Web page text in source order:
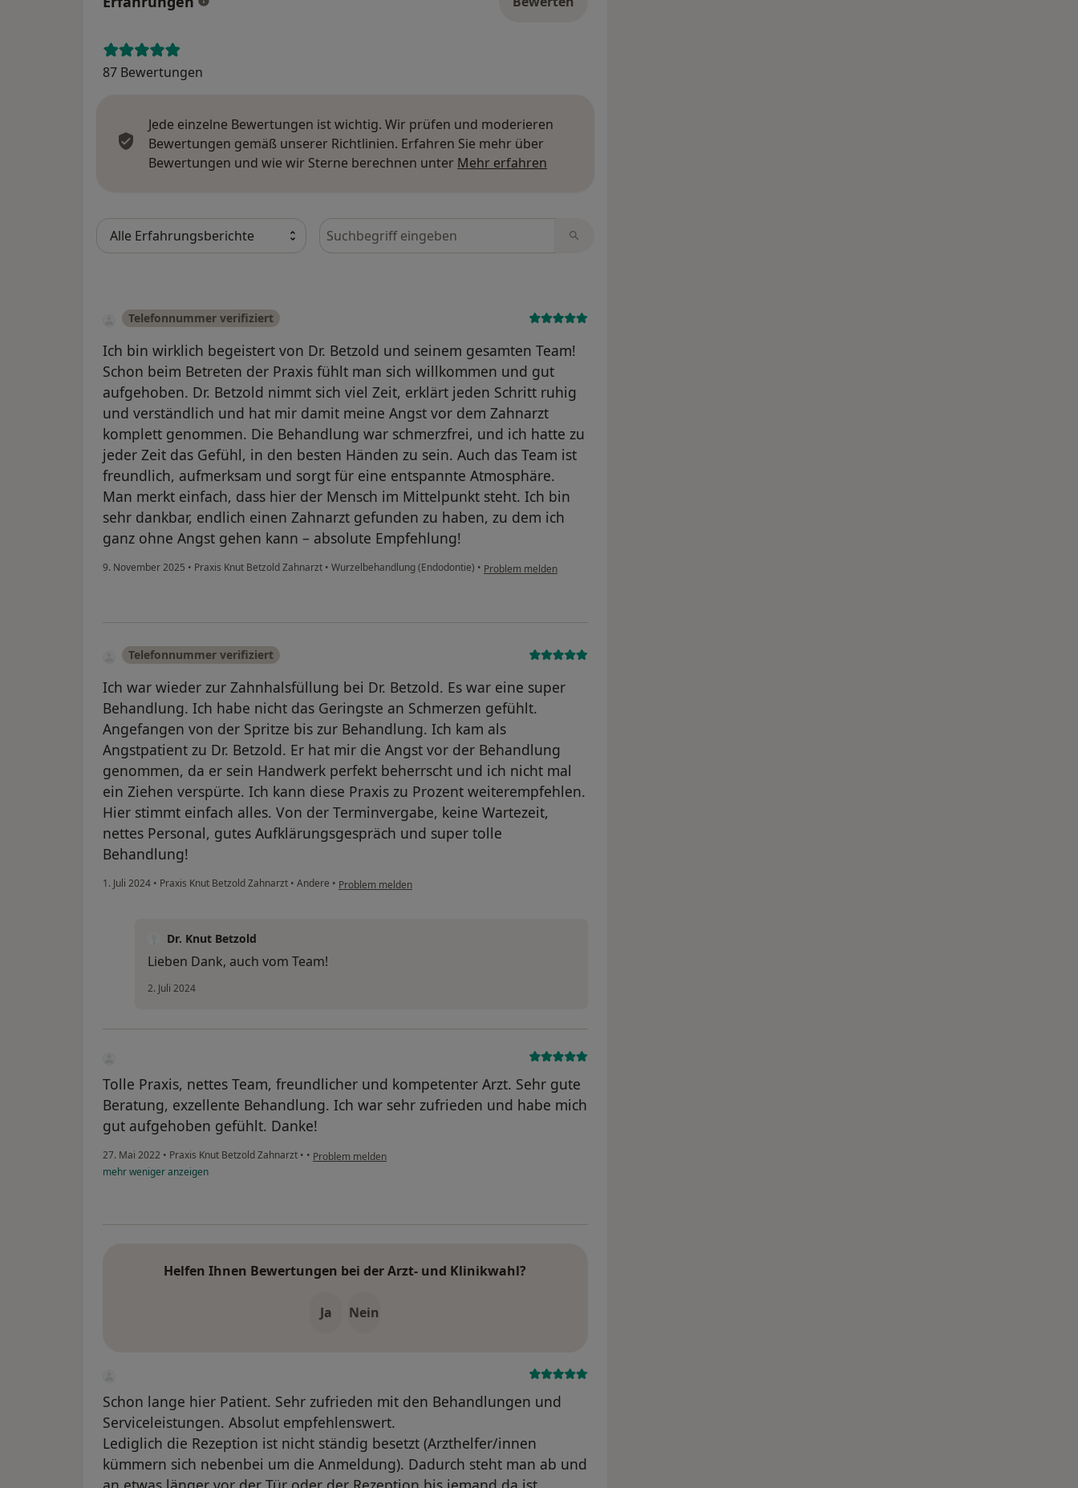
87 Bewertungen
Jede einzelne Bewertungen ist wichtig. Wir prüfen und moderieren
Bewertungen gemäß unserer Richtlinien. Erfahren Sie mehr über
Bewertungen und wie wir Sterne berechnen unter Mehr erfahren
Bewertungen durchsuchen
Telefonnummer verifiziert
Ich bin wirklich begeistert von Dr. Betzold und seinem gesamten Team!
Schon beim Betreten der Praxis fühlt man sich willkommen und gut
aufgehoben. Dr. Betzold nimmt sich viel Zeit, erklärt jeden Schritt ruhig
und verständlich und hat mir damit meine Angst vor dem Zahnarzt
komplett genommen. Die Behandlung war schmerzfrei, und ich hatte zu
jeder Zeit das Gefühl, in den besten Händen zu sein. Auch das Team ist
freundlich, aufmerksam und sorgt für eine entspannte Atmosphäre.
Man merkt einfach, dass hier der Mensch im Mittelpunkt steht. Ich bin
sehr dankbar, endlich einen Zahnarzt gefunden zu haben, zu dem ich
ganz ohne Angst gehen kann – absolute Empfehlung!
9. November 2025 • Praxis Knut Betzold Zahnarzt • Wurzelbehandlung (Endodontie) • Problem melden
Telefonnummer verifiziert
Ich war wieder zur Zahnhalsfüllung bei Dr. Betzold. Es war eine super
Behandlung. Ich habe nicht das Geringste an Schmerzen gefühlt.
Angefangen von der Spritze bis zur Behandlung. Ich kam als
Angstpatient zu Dr. Betzold. Er hat mir die Angst vor der Behandlung
genommen, da er sein Handwerk perfekt beherrscht und ich nicht mal
ein Ziehen verspürte. Ich kann diese Praxis zu Prozent weiterempfehlen.
Hier stimmt einfach alles. Von der Terminvergabe, keine Wartezeit,
nettes Personal, gutes Aufklärungsgespräch und super tolle
Behandlung!
1. Juli 2024 • Praxis Knut Betzold Zahnarzt • Andere • Problem melden
Dr. Knut Betzold
Lieben Dank, auch vom Team!
2. Juli 2024
Tolle Praxis, nettes Team, freundlicher und kompetenter Arzt. Sehr gute
Beratung, exzellente Behandlung. Ich war sehr zufrieden und habe mich
gut aufgehoben gefühlt. Danke!
27. Mai 2022 • Praxis Knut Betzold Zahnarzt • • Problem melden
mehrwenigeranzeigen
Helfen Ihnen Bewertungen bei der Arzt- und Klinikwahl?
Ja Nein
Schon lange hier Patient. Sehr zufrieden mit den Behandlungen und
Serviceleistungen. Absolut empfehlenswert.
Lediglich die Rezeption ist nicht ständig besetzt (Arzthelfer/innen
kümmern sich nebenbei um die Anmeldung). Dadurch steht man ab und